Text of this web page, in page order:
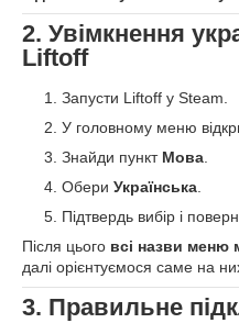
2. Увімкнення
Liftoff
Запусти Liftoff у Steam.
У головному меню
Знайди пункт Мова
Обери Українська
Підтвердь вибір і
Після цього всі назви меню
далі орієнтуємося саме на
3. Правильне